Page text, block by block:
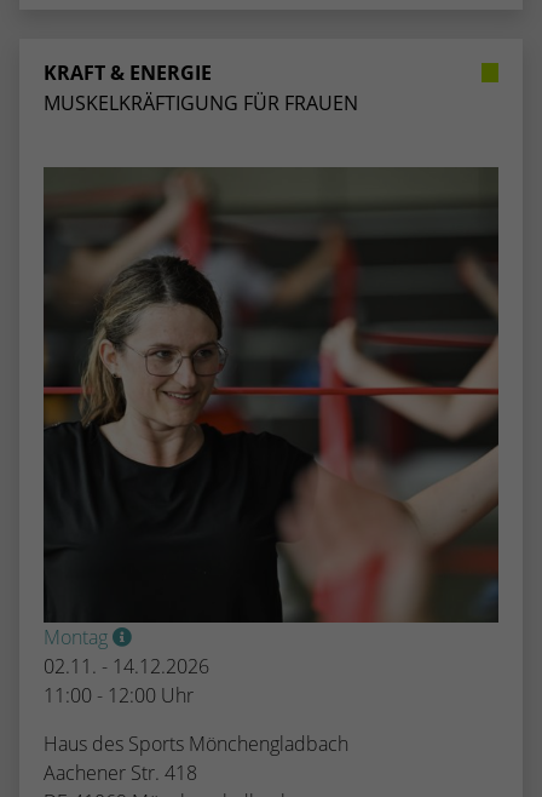
KRAFT & ENERGIE
MUSKELKRÄFTIGUNG FÜR FRAUEN
Montag
02.11. - 14.12.2026
11:00 - 12:00 Uhr
Haus des Sports Mönchengladbach
Aachener Str. 418
Name _dc_gtm_UA-53600496-1
Anbieter Google Analytics
1 Minute
Zweck
Dieser Cookie identifiziert die Besucher
nach Alter, Geschlecht oder Interessen
und nutzt dazu den DoubleClick des
Google Tag Manager, um die gezielte
Anzeigenplatzierung zu vereinfachen.